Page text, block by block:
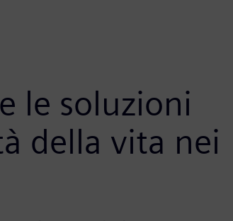
le soluzioni
della vita nei